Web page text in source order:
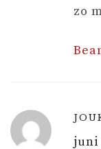
zo
juni